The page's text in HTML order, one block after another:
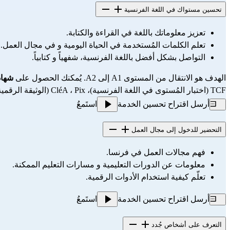
تحسين مستواك في اللغة الفرنسية
تعزيز معلوماتك باللغة في القراءة والكتابة.
تعلم الكلمات المُستخدمة في الحياة اليومية و في مجال العمل.
التواصل بشكل أفضل باللغة الفرنسية، شفهياً و كتابياً.
الهدف هو الانتقال من المستوى A1 إلى A2. يُمكنك الحصول على
TCF (اختبار المُستوى في اللغة الفرنسية)،
CléA ، Pix
(الوثيقة
أرسل اقتراح تحسين الخدمة
استَمعُ
التحضير للدخول إلى مجال العمل
فهم مجالات العمل في فرنسا.
معلومات عن الدورات التعليمية و مسارات التعليم الممكنة.
تعلّم كيفية استخدام الأدوات الرقمية.
أرسل اقتراح تحسين الخدمة استَمعُ
التعرف على أشخاص جُدد